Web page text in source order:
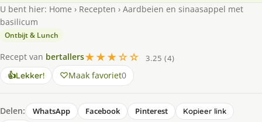
U bent hier: Home › Recepten › Aardbeien en sinaasappel met
basilicum
Ontbijt & Lunch
Recept van bertallers★★★☆☆
3.25 (4)
👍Lekker! Maak favoriet0
Delen: WhatsApp Facebook Pinterest
Kopieer link